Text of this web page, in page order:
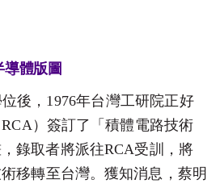
導體版 圖
後， 1976年台灣工研院正好
RCA ）簽訂了「積體電路技術
錄取者將派往RCA受訓，將
移轉至台灣。獲知消息，蔡明